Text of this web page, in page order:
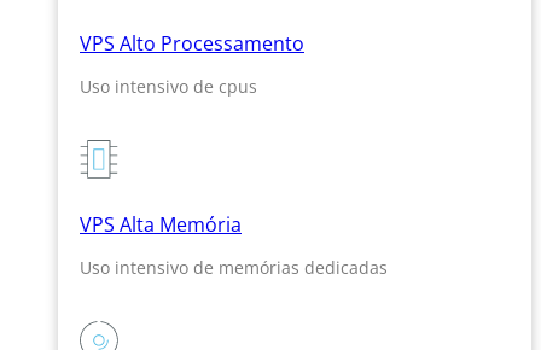
VPS Alto Processamento
Uso intensivo de cpus
VPS Alta Memória
Uso intensivo de memórias dedicadas